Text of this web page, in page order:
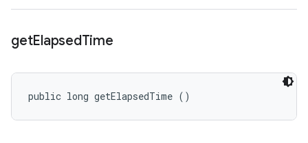
getElapsedTime
public long getElapsedTime ()